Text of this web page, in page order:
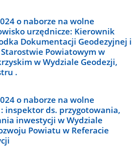
o naborze na wolne
urzędnicze: Kierownik
Dokumentacji Geodezyjnej i
Powiatowym w
w Wydziale Geodezji,
.
o naborze na wolne
inspektor ds. przygotowania,
inwestycji w Wydziale
Powiatu w Referacie